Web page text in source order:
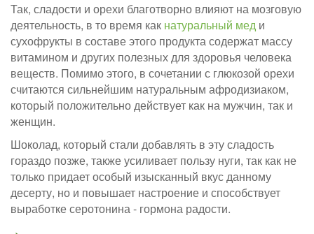
Так, сладости и орехи благотворно влияют на мозговую
деятельность, в то время как натуральный мед и
сухофрукты в составе этого продукта содержат массу
витамином и других полезных для здоровья человека
веществ. Помимо этого, в сочетании с глюкозой орехи
считаются сильнейшим натуральным афродизиаком,
который положительно действует как на мужчин, так и
женщин.
Шоколад, который стали добавлять в эту сладость
гораздо позже, также усиливает пользу нуги, так как не
только придает особый изысканный вкус данному
десерту, но и повышает настроение и способствует
выработке серотонина - гормона радости.